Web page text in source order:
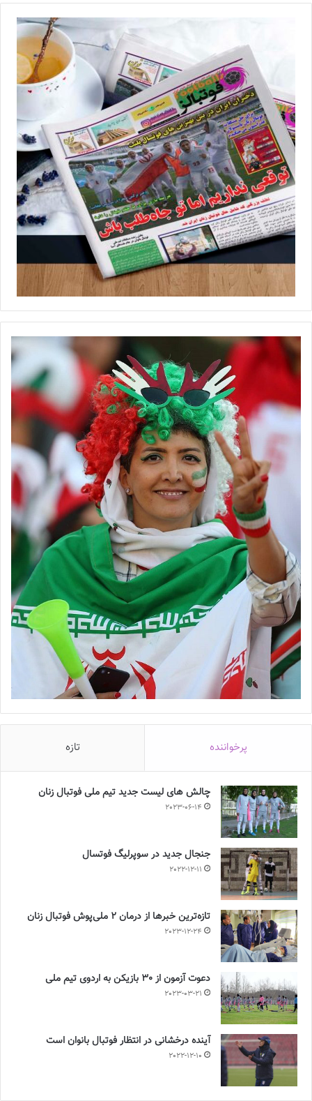
پرخواننده تازه
چالش هاى ليست جدید تيم ملى فوتبال زنان
2023-06-14
جنجال جدید در سوپرلیگ فوتسال
2022-12-11
تازه‌ترین خبرها از درمان ۲ ملی‌پوش فوتبال زنان
2023-12-24
دعوت آزمون از 30 بازیکن به اردوی تیم ملی
2023-03-21
آینده درخشانی در انتظار فوتبال بانوان است
2022-12-10